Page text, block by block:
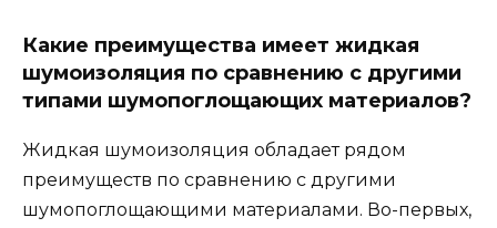
Какие преимущества имеет жидкая
шумоизоляция по сравнению с другими
типами шумопоглощающих материалов?
Жидкая шумоизоляция обладает рядом
преимуществ по сравнению с другими
шумопоглощающими материалами. Во-первых,